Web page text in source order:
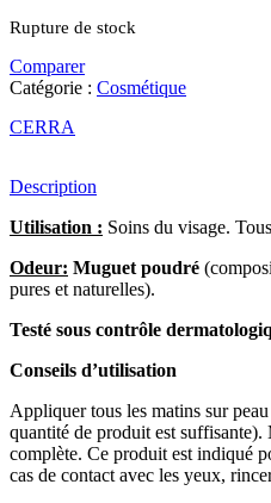
Rupture de stock
Comparer
Catégorie : Cosmétique
CERRA
Description
Utilisation : Soins du visage.
Odeur: Muguet poudré
pures et naturelles).
Testé sous contrôle
Conseils d’utilisation
Appliquer tous les matins sur
quantité de produit est suffisante).
complète. Ce produit est indiqué
cas de contact avec les yeux,